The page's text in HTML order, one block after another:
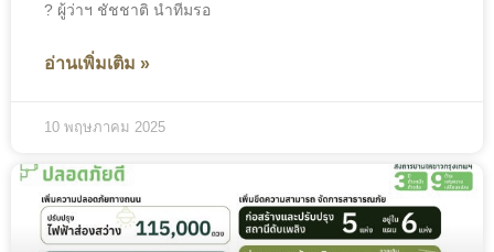
? ผู้ว่าฯ ชัชชาติ นำทีมรอ
อ่านเพิ่มเติม »
10 พฤษภาคม 2025